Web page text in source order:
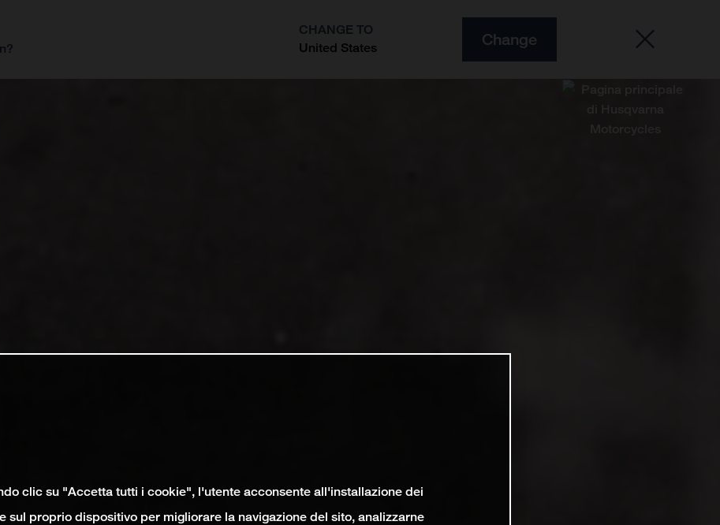
CHANGE TO
United States
Change
clic su "Accetta tutti i cookie", l'utente acconsente all'installazione dei
sul proprio dispositivo per migliorare la navigazione del sito, analizzarne